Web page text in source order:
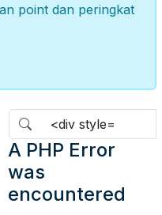
point dan peringkat
A PHP Error
was
encountered